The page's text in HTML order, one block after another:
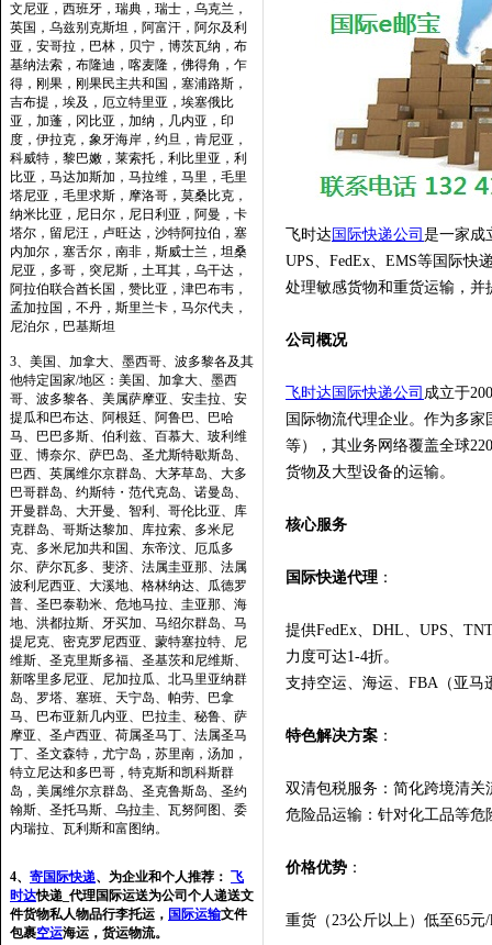
文尼亚，西班牙，瑞典，瑞士，乌克兰，
英国，乌兹别克斯坦，阿富汗，阿尔及利
亚，安哥拉，巴林，贝宁，博茨瓦纳，布
基纳法索，布隆迪，喀麦隆，佛得角，乍
得，刚果，刚果民主共和国，塞浦路斯，
吉布提，埃及，厄立特里亚，埃塞俄比
亚，加蓬，冈比亚，加纳，几内亚，印
度，伊拉克，象牙海岸，约旦，肯尼亚，
科威特，黎巴嫩，莱索托，利比里亚，利
比亚，马达加斯加，马拉维，马里，毛里
塔尼亚，毛里求斯，摩洛哥，莫桑比克，
纳米比亚，尼日尔，尼日利亚，阿曼，卡
塔尔，留尼汪，卢旺达，沙特阿拉伯，塞
内加尔，塞舌尔，南非，斯威士兰，坦桑
尼亚，多哥，突尼斯，土耳其，乌干达，
阿拉伯联合酋长国，赞比亚，津巴布韦，
孟加拉国，不丹，斯里兰卡，马尔代夫，
尼泊尔，巴基斯坦
3、美国、加拿大、墨西哥、波多黎各及其
他特定国家/地区：美国、加拿大、墨西
哥、波多黎各、美属萨摩亚、安圭拉、安
提瓜和巴布达、阿根廷、阿鲁巴、巴哈
马、巴巴多斯、伯利兹、百慕大、玻利维
亚、博奈尔、萨巴岛、圣尤斯特歇斯岛、
巴西、英属维尔京群岛、大茅草岛、大多
巴哥群岛、约斯特・范代克岛、诺曼岛、
开曼群岛、大开曼、智利、哥伦比亚、库
克群岛、哥斯达黎加、库拉索、多米尼
克、多米尼加共和国、东帝汶、厄瓜多
尔、萨尔瓦多、斐济、法属圭亚那、法属
波利尼西亚、大溪地、格林纳达、瓜德罗
普、圣巴泰勒米、危地马拉、圭亚那、海
地、洪都拉斯、牙买加、马绍尔群岛、马
提尼克、密克罗尼西亚、蒙特塞拉特、尼
维斯、圣克里斯多福、圣基茨和尼维斯、
新喀里多尼亚、尼加拉瓜、北马里亚纳群
岛、罗塔、塞班、天宁岛、帕劳、巴拿
马、巴布亚新几内亚、巴拉圭、秘鲁、萨
摩亚、圣卢西亚、荷属圣马丁、法属圣马
丁、圣文森特，尤宁岛，苏里南，汤加，
特立尼达和多巴哥，特克斯和凯科斯群
岛，美属维尔京群岛、圣克鲁斯岛、圣约
翰斯、圣托马斯、乌拉圭、瓦努阿图、委
内瑞拉、瓦利斯和富图纳。
4、 寄国际快递、为企业和个人推荐： 飞
时达快递_代理国际运送为公司个人递送文
件货物私人物品行李托运， 国际运输文件
包裹空运海运，货运物流。
飞时达国际快递公司 是一家成
UPS、FedEx、EMS等国际快
处理敏感货物和重货运输，
‌公司概况‌
飞时达国际快递公司 成立于
国际物流代理企业。作为多家
等），其业务网络覆盖全球
货物及大型设备的运输。‌‌
‌核心服务‌
国际快递代理‌ ：
提供FedEx、DHL、UPS、
力度可达1-4折。‌‌
支持空运、海运、FBA（亚马
特色解决方案‌ ：
双清包税服务：简化跨境清关
危险品运输：针对化工品等危
价格优势‌ ：
重货（23公斤以上）低至65